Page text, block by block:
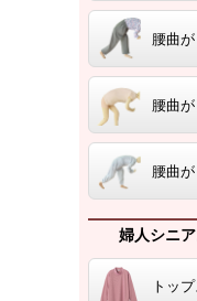
腰曲
腰曲
腰曲
婦人シニ
トッ